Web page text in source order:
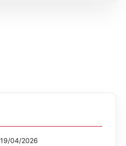
04/2026